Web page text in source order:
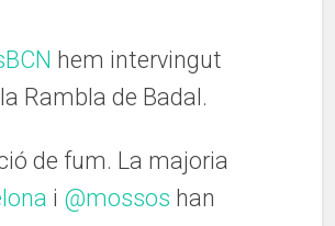
hem intervingut
Rambla de Badal.
de fum. La majoria
i @mossos han